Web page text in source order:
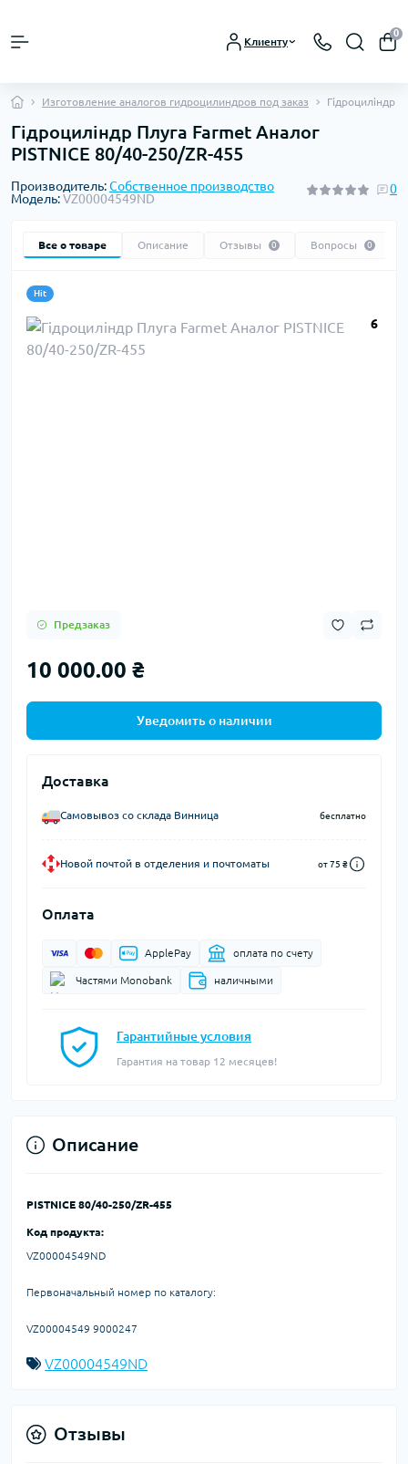
Клиенту
0
Изготовление аналогов гидроцилиндров под заказ Гідроциліндр
Гідроциліндр Плуга Farmet Аналог
PISTNICE 80/40-250/ZR-455
Производитель:Собственное производство
Модель:VZ00004549ND
0
Все о товаре Описание Отзывы 0 Вопросы 0
Hit
6
Предзаказ
10 000.00 ₴
Уведомить о наличии
Доставка
Самовывоз со склада Винница бесплатно
Новой почтой в отделения и почтоматы от 75 ₴
Оплата
ApplePay оплата по счету
Частями Monobank наличными
Гарантийные условия
Гарантия на товар 12 месяцев!
Описание
PISTNICE 80/40-250/ZR-455
Код продукта:
VZ00004549ND
Первоначальный номер по каталогу:
VZ00004549 9000247
VZ00004549ND
Отзывы